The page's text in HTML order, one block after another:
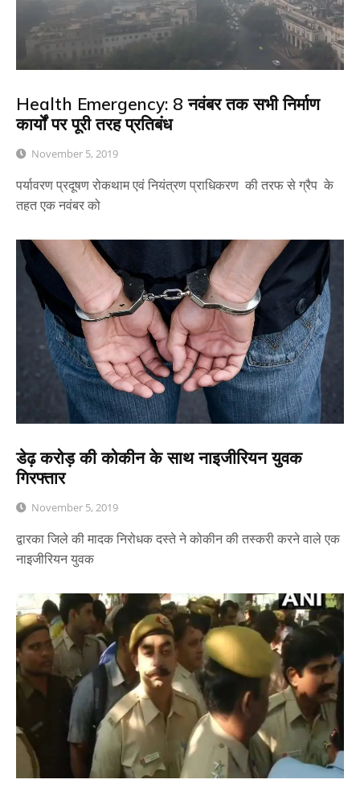
Health Emergency: 8 नवंबर तक सभी निर्माण
कार्यों पर पूरी तरह प्रतिबंध
November 5, 2019
पर्यावरण प्रदूषण रोकथाम एवं नियंत्रण प्राधिकरण की तरफ से ग्रैप के
तहत एक नवंबर को
डेढ़ करोड़ की कोकीन के साथ नाइजीरियन युवक
गिरफ्तार
November 5, 2019
द्वारका जिले की मादक निरोधक दस्ते ने कोकीन की तस्करी करने वाले एक
नाइजीरियन युवक